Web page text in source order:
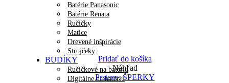
Batérie Panasonic
Batérie Renata
Ručičky
Matice
Drevené inšpirácie
Strojčeky
BUDÍKY
Ručičkové na batériu
Digitálne na batériu
Pridať do košíka
Náhľad
Prstene,ŠPERKY